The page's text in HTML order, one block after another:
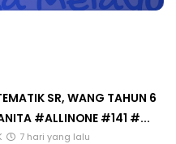
SR, WANG TAHUN 6
#ALLINONE #141 #...
7 hari yang lalu